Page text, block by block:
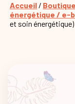
Accueil / Boutique
énergétique / e-
et soin énergétique)